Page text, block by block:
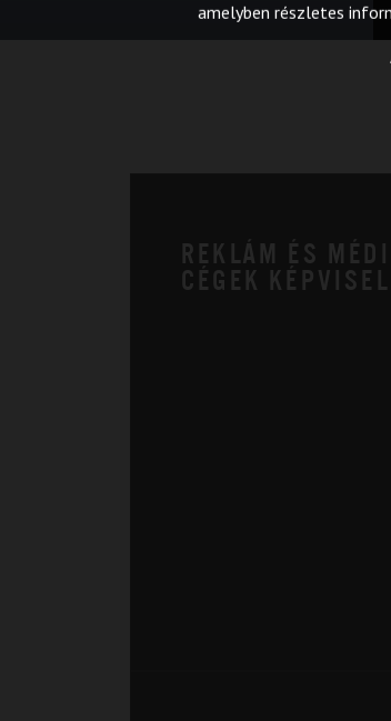
amelyben részletes
REKLÁM ÉS
CÉGEK